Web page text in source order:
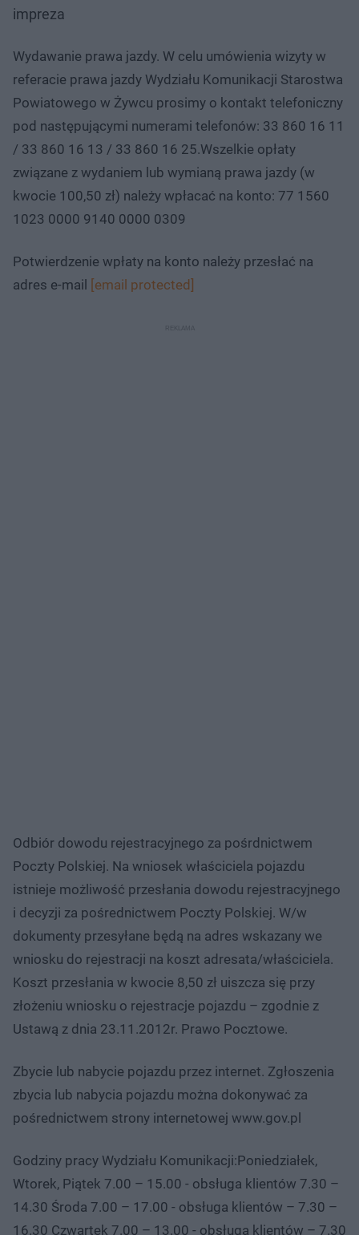
impreza
Wydawanie prawa jazdy. W celu umówienia wizyty w
referacie prawa jazdy Wydziału Komunikacji Starostwa
Powiatowego w Żywcu prosimy o kontakt telefoniczny
pod następującymi numerami telefonów: 33 860 16 11
/ 33 860 16 13 / 33 860 16 25.Wszelkie opłaty
związane z wydaniem lub wymianą prawa jazdy (w
kwocie 100,50 zł) należy wpłacać na konto: 77 1560
1023 0000 9140 0000 0309
Potwierdzenie wpłaty na konto należy przesłać na
adres e-mail [email protected]
Odbiór dowodu rejestracyjnego za pośrdnictwem
Poczty Polskiej. Na wniosek właściciela pojazdu
istnieje możliwość przesłania dowodu rejestracyjnego
i decyzji za pośrednictwem Poczty Polskiej. W/w
dokumenty przesyłane będą na adres wskazany we
wniosku do rejestracji na koszt adresata/właściciela.
Koszt przesłania w kwocie 8,50 zł uiszcza się przy
złożeniu wniosku o rejestracje pojazdu – zgodnie z
Ustawą z dnia 23.11.2012r. Prawo Pocztowe.
Zbycie lub nabycie pojazdu przez internet. Zgłoszenia
zbycia lub nabycia pojazdu można dokonywać za
pośrednictwem strony internetowej www.gov.pl
Godziny pracy Wydziału Komunikacji:Poniedziałek,
Wtorek, Piątek 7.00 – 15.00 - obsługa klientów 7.30 –
14.30 Środa 7.00 – 17.00 - obsługa klientów – 7.30 –
16.30 Czwartek 7.00 – 13.00 - obsługa klientów – 7.30